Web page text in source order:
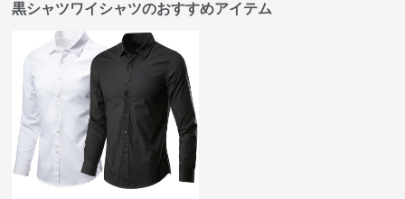
黒シャツワイシャツのおすすめアイテム